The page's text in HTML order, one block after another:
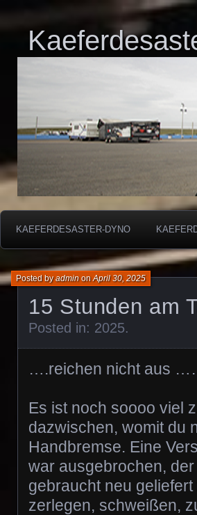
KAEFERDESASTER-DYNO
15 Stunden am
Posted byadminonApril 30, 2025
Posted in: 2025.
….reichen nicht aus
Es ist noch soooo viel
dazwischen, womit du
Handbremse. Eine
war ausgebrochen,
gebraucht neu
zerlegen, schweißen,